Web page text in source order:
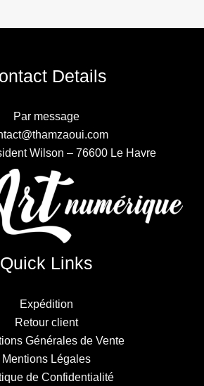
Details
Par message
Wilson – 76600 Le Havre
Quick Links
Expédition
Retour client
Générales de Vente
Mentions Légales
de Confidentialité